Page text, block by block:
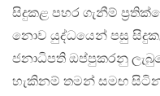
සිදුකළ පහර ගැනීම්
නොව යුද්ධයෙන් පසු
ජනාධිපති ඔප්පුකරනු
හැකිනම් තමන් සමඟ